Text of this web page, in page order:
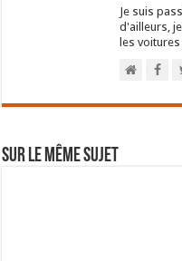
Je suis
d'ailleurs,
les
Sur le même sujet